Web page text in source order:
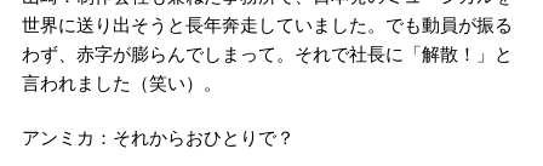
世界に送り出そうと長年奔走していました。でも動員が振る
わず、赤字が膨らんでしまって。それで社長に「解散！」と
言われました（笑い）。
アンミカ：それからおひとりで？